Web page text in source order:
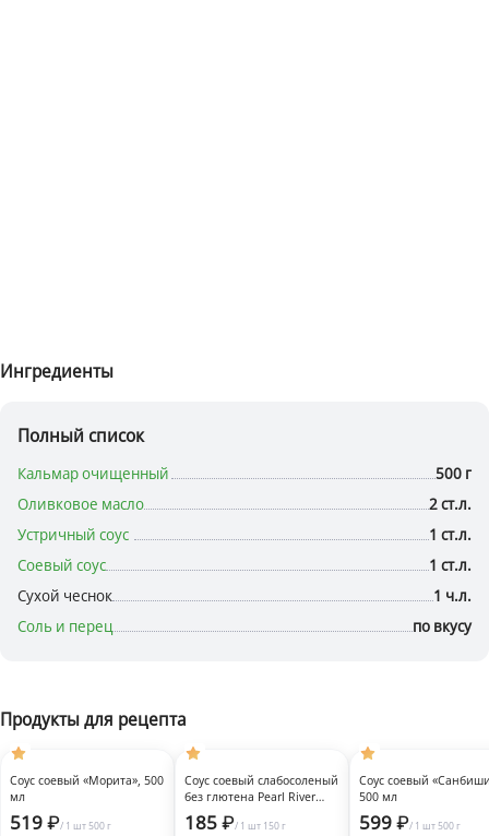
Ингредиенты
Полный список
Кальмар очищенный
500 г
Оливковое масло
2 ст.л.
Устричный соус
1 ст.л.
Соевый соус
1 ст.л.
Сухой чеснок
1 ч.л.
Соль и перец
по вкусу
Продукты для рецепта
Соус соевый «Морита», 500
мл
519 / 1 шт500 г
Соус соевый слабосоленый
без глютена Pearl River
Bridge, 150 мл
185 / 1 шт 150 г
Соус соевый
500 мл
599 / 1 шт500 г